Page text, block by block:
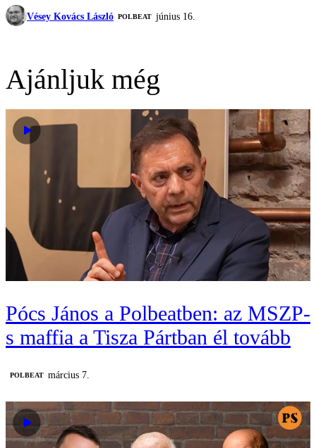
Vésey Kovács László ‎POLBEAT június 16.
Ajánljuk még
Pócs János a Polbeatben: az MSZP-
s maffia a Tisza Pártban él tovább
‎POLBEAT március 7.